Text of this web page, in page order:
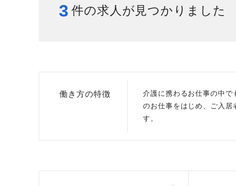
給与制度
スタッフインタビュー
3 件の求人が見つかりました
働き方の特徴
介護に携わるお仕事の中
のお仕事をはじめ、ご入居
す。